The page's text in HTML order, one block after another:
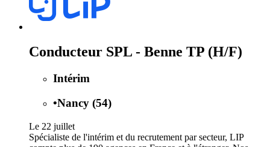
Conducteur SPL - Benne TP (H/F)
Intérim
•Nancy (54)
Le 22 juillet
Spécialiste de l'intérim et du recrutement par secteur, LIP